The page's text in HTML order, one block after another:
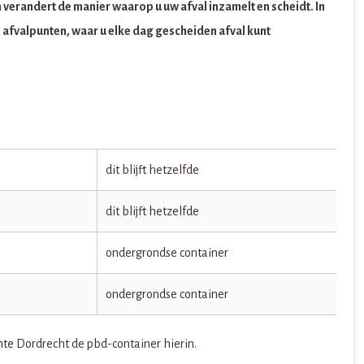
de manier waarop u uw afval inzamelt en scheidt. In
waar u elke dag gescheiden afval kunt
dit blijft hetzelfde
dit blijft hetzelfde
ondergrondse container
ondergrondse container
Dordrecht de pbd-container hierin.